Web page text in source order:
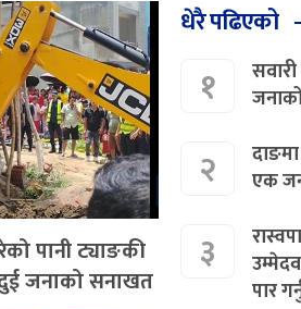
पानी ट्याङकी
जनाको सनाखत
धेरै पढिएको
१
२
एक
३
पार